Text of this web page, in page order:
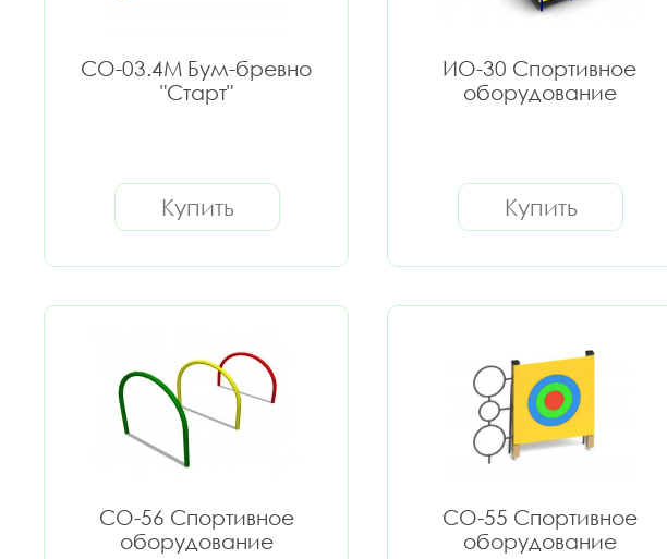
СО-03.4М Бум-бревно
"Старт"
Купить
ИО-30 Спортивное
оборудование
Купить
СО-56 Спортивное
оборудование
СО-55 Спортивное
оборудование